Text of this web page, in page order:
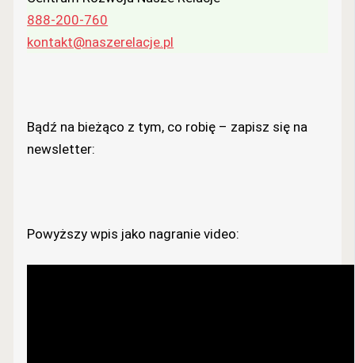
888-200-760
kontakt@naszerelacje.pl
Bądź na bieżąco z tym, co robię – zapisz się na
newsletter:
Powyższy wpis jako nagranie video: